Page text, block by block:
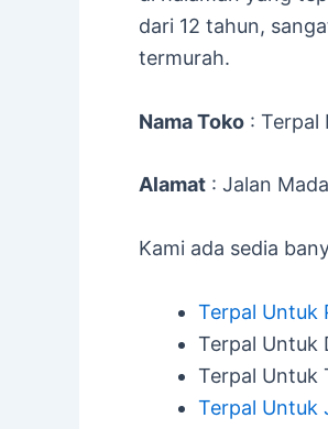
dari 12 tahun,
termurah.
Nama Toko : Terpal
Alamat : Jalan
Kami ada sedia
Terpal Untuk
Terpal Untuk
Terpal Untuk
Terpal Untuk